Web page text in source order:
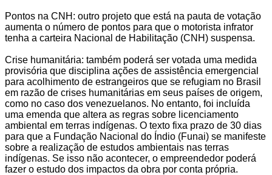
Pontos na CNH: outro projeto que está na pauta de votação
aumenta o número de pontos para que o motorista infrator
tenha a carteira Nacional de Habilitação (CNH) suspensa.
Crise humanitária: também poderá ser votada uma medida
provisória que disciplina ações de assistência emergencial
para acolhimento de estrangeiros que se refugiam no Brasil
em razão de crises humanitárias em seus países de origem,
como no caso dos venezuelanos. No entanto, foi incluída
uma emenda que altera as regras sobre licenciamento
ambiental em terras indígenas. O texto fixa prazo de 30 dias
para que a Fundação Nacional do Índio (Funai) se manifeste
sobre a realização de estudos ambientais nas terras
indígenas. Se isso não acontecer, o empreendedor poderá
fazer o estudo dos impactos da obra por conta própria.